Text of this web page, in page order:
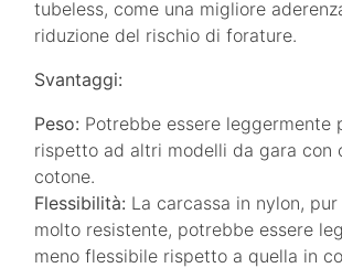
tubeless, come una migliore
riduzione del rischio di forature.
Svantaggi:
Peso: Potrebbe essere leggermente
rispetto ad altri modelli da gara con
cotone.
Flessibilità: La carcassa in nylon,
molto resistente, potrebbe essere
meno flessibile rispetto a quella in